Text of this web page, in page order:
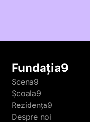
Fundația9
Scena9
Școala9
Rezidența9
Despre noi